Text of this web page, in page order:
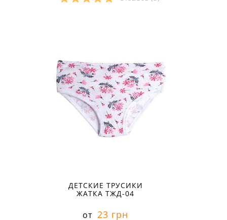
ДЕТСКИЕ ТРУСИКИ
ЖАТКА ТЖД-04
от 23 грн